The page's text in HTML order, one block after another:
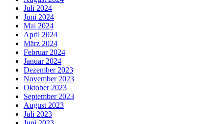
Juli 2024
Juni 2024
Mai 2024
April 2024
März 2024
Februar 2024
Januar 2024
Dezember 2023
November 2023
Oktober 2023
September 2023
August 2023
Juli 2023